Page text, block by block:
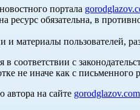
портала
ресурс обязательна, в
и материалы пользователей,
соответствии с
не иначе как с письменного
автора на сайте gorodglazov.com